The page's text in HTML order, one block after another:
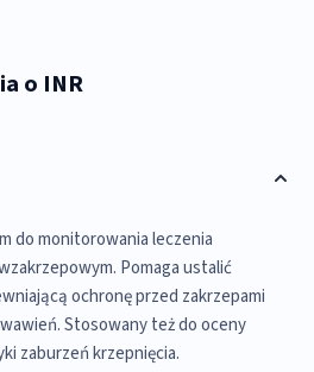
o INR
do monitorowania leczenia
Pomaga ustalić
ochronę przed zakrzepami
Stosowany też do oceny
zaburzeń krzepnięcia.